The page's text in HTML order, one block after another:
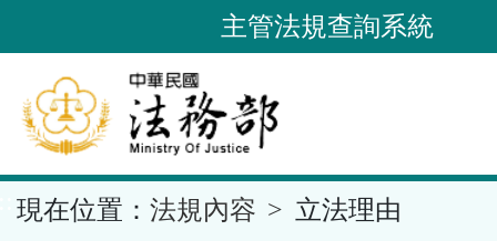
到
要
內
容
區
主管法規查詢系統
現在位置： 法規內容 立法理由